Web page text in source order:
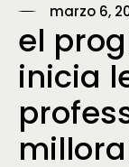
marzo 6,
el
inicia